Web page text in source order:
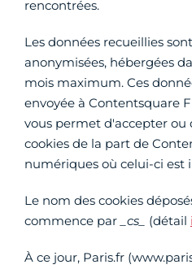
rencontrées.
Les données recueillies
anonymisées, hébergées
mois maximum. Ces
envoyée à Contentsquare
vous permet d'accepter ou
cookies de la part de
numériques où celui-ci est
Le nom des cookies
commence par
_cs_ (détail
À ce jour, Paris.fr